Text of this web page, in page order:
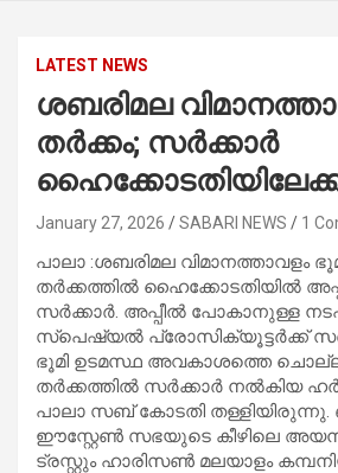
LATEST NEWS
ശബരിമല
തർക്കം; സർക്കാർ
January 27, 2026 SABARI NEWS 1
പാലാ :ശബരിമല വിമാനത്താവളം
തർക്കത്തിൽ ഹൈക്കോടതിയിൽ
സർക്കാർ. അപ്പീൽ പോകാനുള്ള
സ്പെഷ്യൽ പ്രോസിക്യൂട്ടർക്ക്
ഭൂമി ഉടമസ്ഥ അവകാശത്തെ
തർക്കത്തിൽ സർക്കാർ നൽകിയ
പാലാ സബ് കോടതി തള്ളിയിരുന്നു.
ഈസ്റ്റേൺ സഭയുടെ കീഴിലെ അയന
ട്രസ്റ്റും ഹാരിസൺ മലയാളം